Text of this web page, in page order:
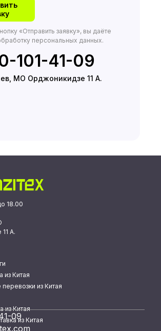
«Отправить заявку», вы даёте
персональных данных.
101-41-09
МО Орджоникидзе 11 А.
18.00
А.
из Китая
из Китая
из Китая
из Китая
09